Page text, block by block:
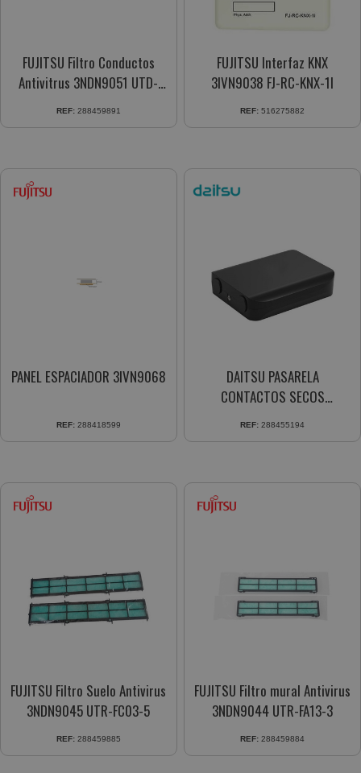
FUJITSU Filtro Conductos
Antivitrus 3NDN9051 UTD-
REF: 288459891
FUJITSU Interfaz KNX
3IVN9038 FJ-RC-KNX-1I
REF: 516275882
PANEL ESPACIADOR 3IVN9068
REF: 288418599
DAITSU PASARELA
CONTACTOS SECOS
REF: 288455194
FUJITSU Filtro Suelo Antivirus
3NDN9045 UTR-FC03-5
REF: 288459885
FUJITSU Filtro mural Antivirus
3NDN9044 UTR-FA13-3
REF: 288459884